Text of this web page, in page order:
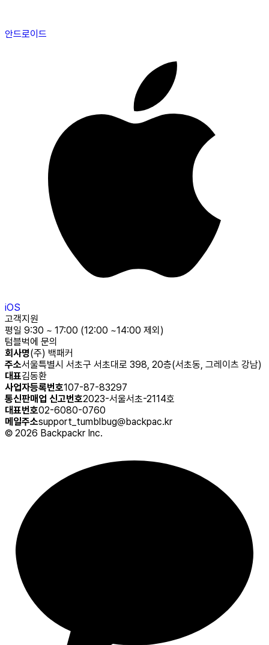
안드로이드
iOS
고객지원
평일 9:30 ~ 17:00 (12:00 ~14:00 제외)
텀블벅에 문의
회사명(주) 백패커
주소서울특별시 서초구 서초대로 398, 20층(서초동, 그레이츠 강남)
대표김동환
사업자등록번호107-87-83297
통신판매업 신고번호2023-서울서초-2114호
대표번호02-6080-0760
메일주소support_tumblbug@backpac.kr
© 2026 Backpackr Inc.